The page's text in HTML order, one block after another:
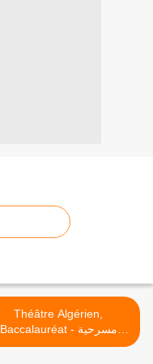
Théâtre Algérien,
Baccalauréat - مسرحية
بكالوريا >